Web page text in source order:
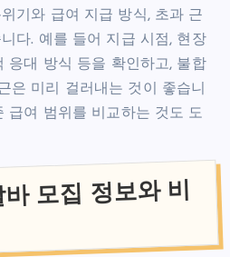
기와 급여 지급 방식, 초과 근
다. 예를 들어 지급 시점, 현장
응대 방식 등을 확인하고, 불합
은 미리 걸러내는 것이 좋습니
급여 범위를 비교하는 것도 도
모집 정보와 비